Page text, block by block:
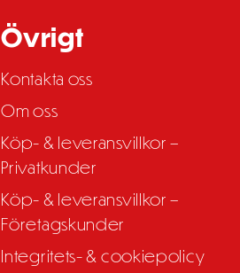
Övrigt
Kontakta oss
Om oss
Köp- & leveransvillkor –
Privatkunder
Köp- & leveransvillkor –
Företagskunder
Integritets- & cookiepolicy